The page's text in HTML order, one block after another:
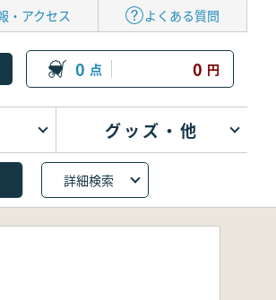
・アクセス よくある質問
0 点 0 円
グッズ・他
詳細検索